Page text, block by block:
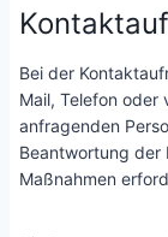
Bei der
Mail, Telefon oder
anfragenden
Beantwortung
Maßnahmen